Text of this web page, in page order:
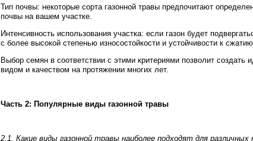
Тип почвы: некоторые сорта газонной травы предпочитают
почвы на вашем участке.
Интенсивность использования участка: если газон будет
с более высокой степенью износостойкости и устойчивости к
Выбор семян в соответствии с этими критериями позволит
видом и качеством на протяжении многих лет.
Часть 2: Популярные виды газонной травы
2.1. Какие виды газонной травы наиболее подходят для различных